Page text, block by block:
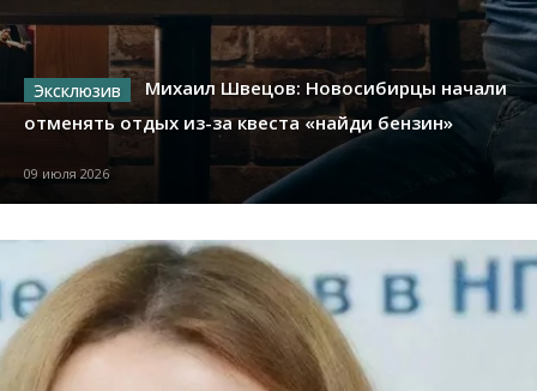
Михаил Швецов: Новосибирцы начали
отменять отдых из-за квеста «найди бензин»
09 июля 2026